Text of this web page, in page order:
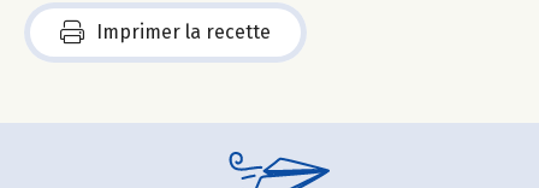
Imprimer la recette